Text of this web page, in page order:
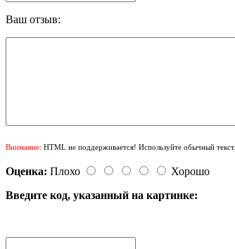
Ваш отзыв:
Внимание: HTML не поддерживается! Используйте обычный текст.
Оценка: Плохо
Хорошо
Введите код, указанный на картинке: